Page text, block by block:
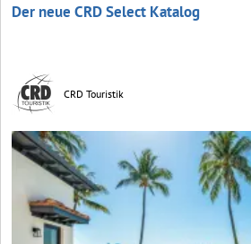
Der neue CRD Select Katalog
CRD Touristik